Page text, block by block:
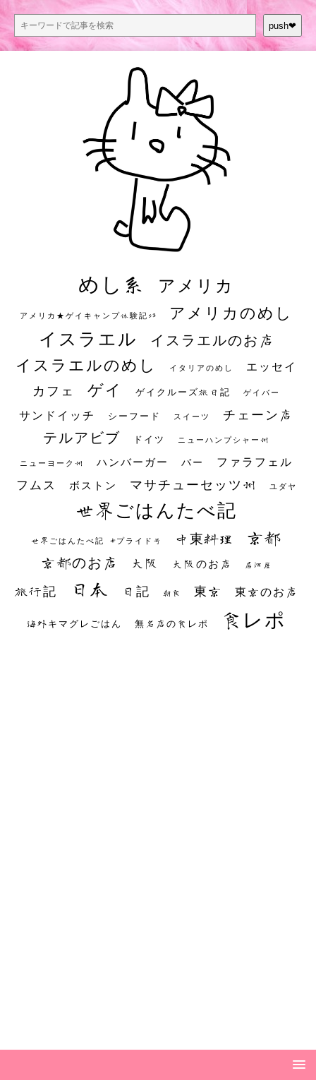
push❤︎
めし系 アメリカ
アメリカ★ゲイキャンプ体験記S3 アメリカのめし
イスラエル イスラエルのお店
イスラエルのめし イタリアのめし エッセイ
カフェ ゲイ ゲイクルーズ旅日記 ゲイバー
サンドイッチ シーフード スイーツ チェーン店
テルアビブ ドイツ ニューハンプシャー州
ニューヨーク州 ハンバーガー バー ファラフェル
フムス ボストン マサチューセッツ州 ユダヤ
世界ごはんたべ記
世界ごはんたべ記 #プライド号 中東料理 京都
京都のお店 大阪 大阪のお店 居酒屋
旅行記 日本 日記 朝食 東京 東京のお店
海外キマグレごはん 無名店の食レポ 食レポ